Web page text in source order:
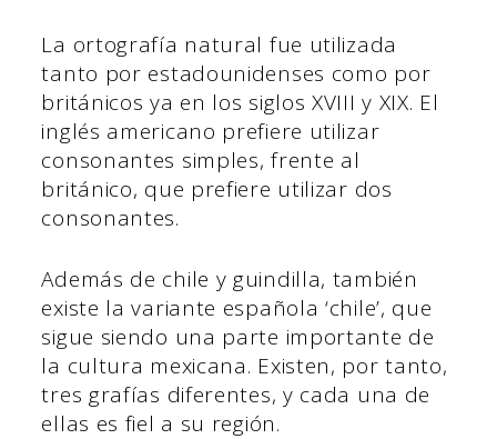
La ortografía natural fue utilizada
tanto por estadounidenses como por
británicos ya en los siglos XVIII y XIX. El
inglés americano prefiere utilizar
consonantes simples, frente al
británico, que prefiere utilizar dos
consonantes.
Además de chile y guindilla, también
existe la variante española ‘chile’, que
sigue siendo una parte importante de
la cultura mexicana. Existen, por tanto,
tres grafías diferentes, y cada una de
ellas es fiel a su región.